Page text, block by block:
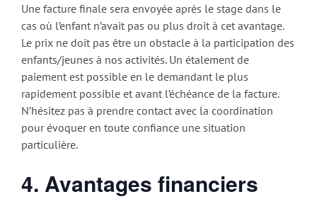
Une facture finale sera envoyée après le stage dans le
cas où l’enfant n’avait pas ou plus droit à cet avantage.
Le prix ne doit pas être un obstacle à la participation des
enfants/jeunes à nos activités. Un étalement de
paiement est possible en le demandant le plus
rapidement possible et avant l’échéance de la facture.
N’hésitez pas à prendre contact avec la coordination
pour évoquer en toute confiance une situation
particulière.
4. Avantages financiers